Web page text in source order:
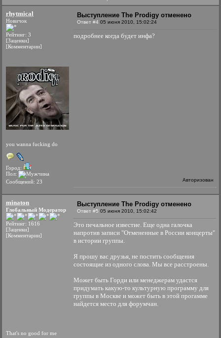
rhytmical
Новичок
Рейтинг: 3
[Заценки]
[Комментарии]
you wanna fucking do
Город:
Пол:
Сообщений: 23
Выступление The Prodigy отменено
Ответ #4 05 июня 2010, 15:02:24
подробнее когда будет инфа?
Авторизован
minaton
Глобальный Модератор
Рейтинг: 1616
[Заценки]
[Комментарии]
That's no good for me
Выступление The Prodigy отменено
Ответ #5 05 июня 2010, 15:02:42
Это печальное известие. Еще одна галочка
напротив записи "Отмененные в России концерты"
в истории группы.
Я прошу вас друзья, не постить сообщения
состоящие из одного слова. Мы все расстроены.
Может быть Горди или менеджерам удастся
придумать какую-то культурную программу для
группы в Москве и может быть в этой прогамме
найдется место для форумчан.